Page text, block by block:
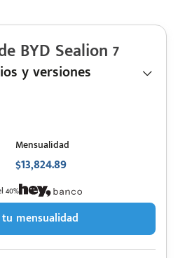
BYD Sealion 7
y versiones
Mensualidad
$13,824.89
40%
mensualidad